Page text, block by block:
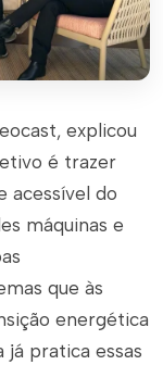
explicou
é trazer
acessível do
máquinas e
que às
energética
já pratica essas